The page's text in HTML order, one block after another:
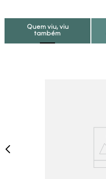
Quem viu, viu
também